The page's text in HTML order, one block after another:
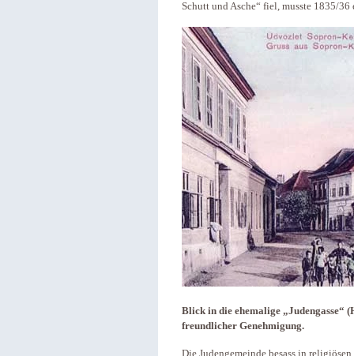
Schutt und Asche“ fiel, musste 1835/
Blick in die ehemalige „Judengasse“
freundlicher Genehmigung.
Die Judengemeinde besass in